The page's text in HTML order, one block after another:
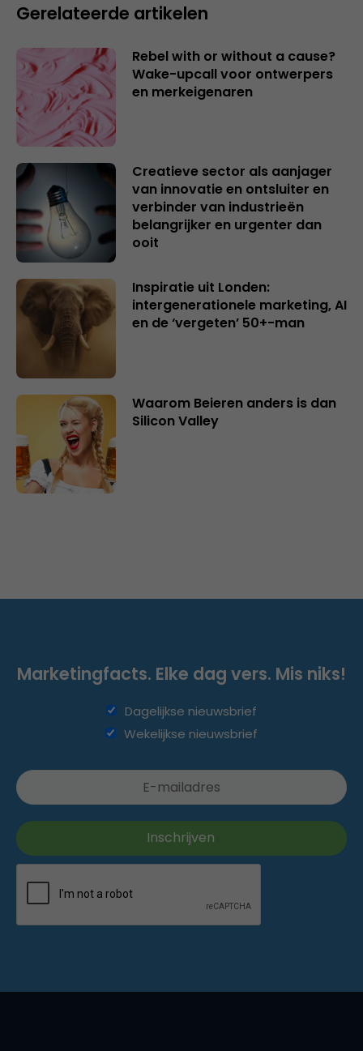
Gerelateerde artikelen
Rebel with or without a cause?
Wake-upcall voor ontwerpers
en merkeigenaren
Creatieve sector als aanjager
van innovatie en ontsluiter en
verbinder van industrieën
belangrijker en urgenter dan
ooit
Inspiratie uit Londen:
intergenerationele marketing, AI
en de ‘vergeten’ 50+-man
Waarom Beieren anders is dan
Silicon Valley
Marketingfacts. Elke dag vers. Mis niks!
Dagelijkse nieuwsbrief
Wekelijkse nieuwsbrief